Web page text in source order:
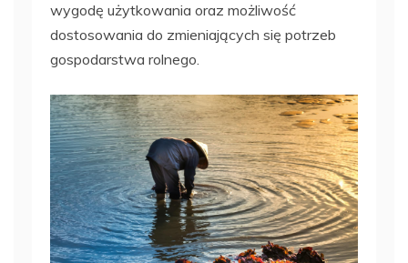
wygodę użytkowania oraz możliwość
dostosowania do zmieniających się potrzeb
gospodarstwa rolnego.